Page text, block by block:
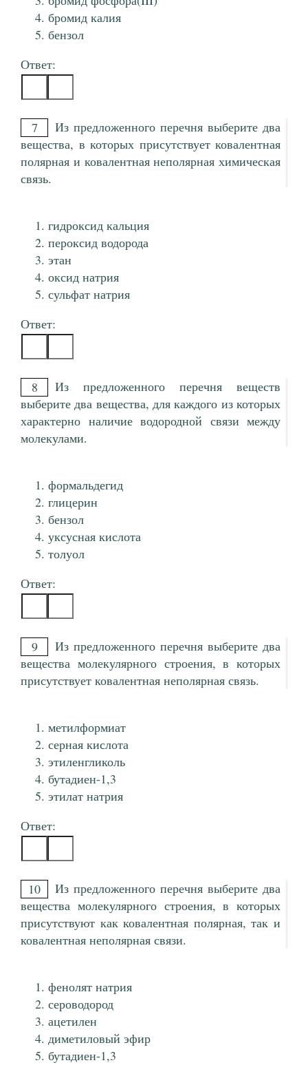
бромид калия
бензол
Ответ:
7
Из предложенного перечня выберите два
вещества, в которых присутствует ковалентная
полярная и ковалентная неполярная химическая
связь.
гидроксид кальция
пероксид водорода
этан
оксид натрия
сульфат натрия
Ответ:
8
Из предложенного перечня веществ
выберите два вещества, для каждого из которых
характерно наличие водородной связи между
молекулами.
формальдегид
глицерин
бензол
уксусная кислота
толуол
Ответ:
9
Из предложенного перечня выберите два
вещества молекулярного строения, в которых
присутствует ковалентная неполярная связь.
метилформиат
серная кислота
этиленгликоль
бутадиен-1,3
этилат натрия
Ответ:
10
Из предложенного перечня выберите два
вещества молекулярного строения, в которых
присутствуют как ковалентная полярная, так и
ковалентная неполярная связи.
фенолят натрия
сероводород
ацетилен
диметиловый эфир
бутадиен-1,3